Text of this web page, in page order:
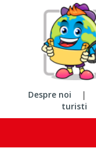
Despre noi |
turisti